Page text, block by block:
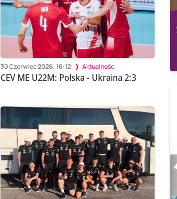
30 Czerwiec 2026, 16:12 Aktualności
CEV ME U22M: Polska - Ukraina 2:3